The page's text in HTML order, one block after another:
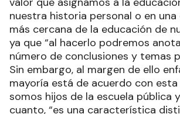
nuestra historia personal o en una
más cercana de la educación de
ya que “al hacerlo podremos
número de conclusiones y temas
Sin embargo, al margen de ello
mayoría está de acuerdo con
somos hijos de la escuela pública
cuanto, “es una característica